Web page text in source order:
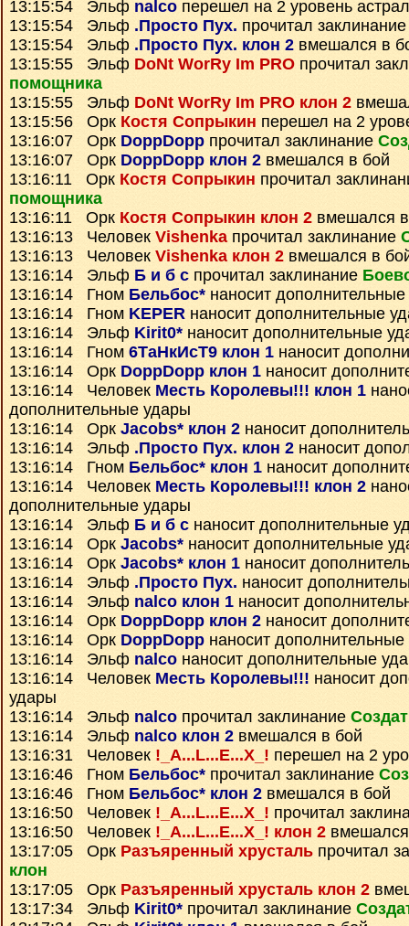
13:15:54 Эльф nalco перешел на 2 уровень
13:15:54 Эльф .Просто Пух. прочитал
13:15:54 Эльф .Просто Пух. клон 2 вмешался в
13:15:55 Эльф DoNt WorRy Im PRO прочитал
помощника
13:15:55 Эльф DoNt WorRy Im PRO клон 2
13:15:56 Орк Костя Сопрыкин перешел на 2
13:16:07 Орк DoppDopp прочитал заклинание
13:16:07 Орк DoppDopp клон 2 вмешался в бой
13:16:11 Орк Костя Сопрыкин прочитал
помощника
13:16:11 Орк Костя Сопрыкин клон 2 вмешался
13:16:13 Человек Vishenkaпрочитал заклинание
13:16:13 Человек Vishenka клон 2 вмешался в
13:16:14 Эльф Б и б с прочитал заклинание
13:16:14 Гном Бельбос* наносит
13:16:14 Гном KEPER наносит дополнительные
13:16:14 Эльф Kirit0* наносит дополнительные
13:16:14 Гном 6ТаНкИсТ9 клон 1 наносит
13:16:14 Орк DoppDopp клон 1 наносит
13:16:14 Человек Месть Королевы!!! клон 1
дополнительные удары
13:16:14 Орк Jacobs* клон 2 наносит
13:16:14 Эльф .Просто Пух. клон 2 наносит
13:16:14 Гном Бельбос* клон 1 наносит
13:16:14 Человек Месть Королевы!!! клон 2
дополнительные удары
13:16:14 Эльф Б и б с наносит дополнительные
13:16:14 Орк Jacobs* наносит дополнительные
13:16:14 Орк Jacobs* клон 1 наносит
13:16:14 Эльф .Просто Пух. наносит
13:16:14 Эльф nalco клон 1 наносит
13:16:14 Орк DoppDopp клон 2 наносит
13:16:14 Орк DoppDopp наносит
13:16:14 Эльф nalco наносит дополнительные
13:16:14 Человек Месть Королевы!!! наносит
удары
13:16:14 Эльф nalco прочитал заклинание
13:16:14 Эльф nalco клон 2 вмешался в бой
13:16:31 Человек !_A...L...E...X_! перешел на 2
13:16:46 Гном Бельбос* прочитал заклинание
13:16:46 Гном Бельбос* клон 2 вмешался в бой
13:16:50 Человек !_A...L...E...X_! прочитал
13:16:50 Человек !_A...L...E...X_! клон 2
13:17:05 Орк Разъяренный хрусталь прочитал
клон
13:17:05 Орк Разъяренный хрусталь клон 2
13:17:34 Эльф Kirit0* прочитал заклинание